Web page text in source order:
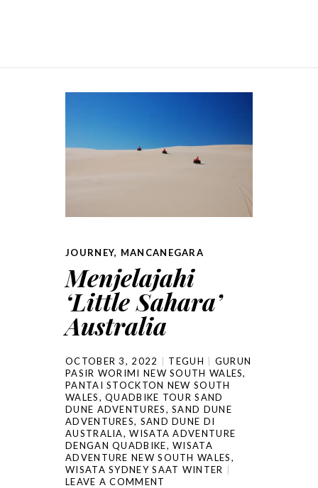
JOURNEY, MANCANEGARA
Menjelajahi
‘Little Sahara’
Australia
OCTOBER 3, 2022 TEGUH
GURUN
PASIR WORIMI NEW SOUTH WALES,
PANTAI STOCKTON NEW SOUTH
WALES,QUADBIKE TOUR SAND
DUNE ADVENTURES,SAND DUNE
ADVENTURES, SAND DUNE DI
AUSTRALIA,WISATA ADVENTURE
DENGAN QUADBIKE,WISATA
ADVENTURE NEW SOUTH WALES,
WISATA SYDNEY SAAT WINTER
LEAVE A COMMENT